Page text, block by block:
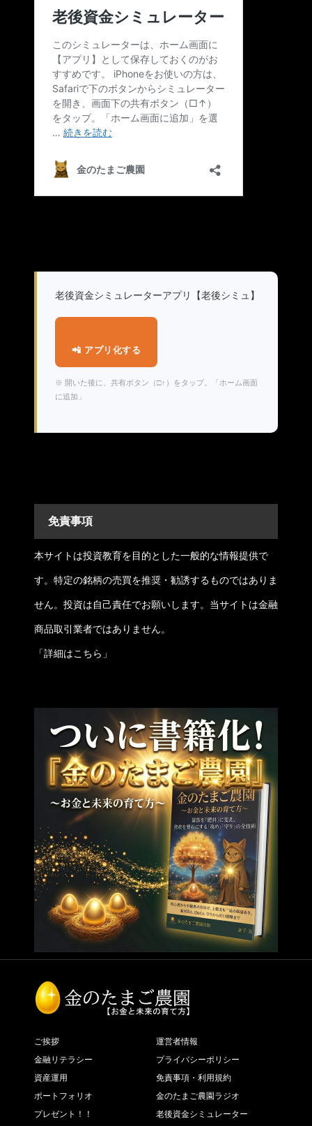
老後資金シミュレーターアプリ【老後シミュ】
📲 アプリ化する
※ 開いた後に、共有ボタン（□↑）をタップ。「ホーム画面
に追加」
免責事項
本サイトは投資教育を目的とした一般的な情報提供で
す。特定の銘柄の売買を推奨・勧誘するものではありま
せん。投資は自己責任でお願いします。当サイトは金融
商品取引業者ではありません。
「詳細はこちら 」
ご挨拶
金融リテラシー
資産運用
ポートフォリオ
プレゼント！！
運営者情報
プライバシーポリシー
免責事項・利用規約
金のたまご農園ラジオ
老後資金シミュレーター